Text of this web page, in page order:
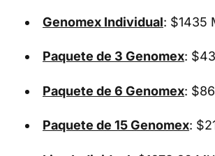
Genomex Individual: $1435
Paquete de 3 Genomex:
Paquete de 6 Genomex:
Paquete de 15 Genomex: